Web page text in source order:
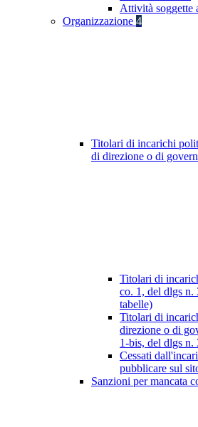
Attività soggette
Organizzazione 4
Titolari di incarichi
di direzione o di
Titolari di
co. 1, del dlgs n.
tabelle)
Titolari di
direzione o di
1-bis, del dlgs n.
Cessati
pubblicare sul
Sanzioni per mancata